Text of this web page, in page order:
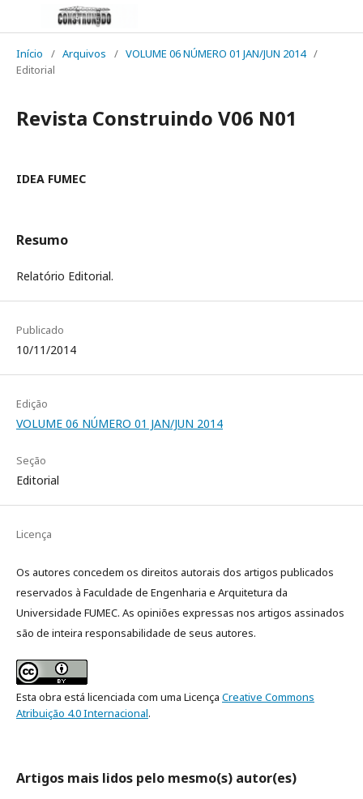
Início / Arquivos / VOLUME 06 NÚMERO 01 JAN/JUN 2014 /
Editorial
Revista Construindo V06 N01
IDEA FUMEC
Resumo
Relatório Editorial.
Publicado
10/11/2014
Edição
VOLUME 06 NÚMERO 01 JAN/JUN 2014
Seção
Editorial
Licença
Os autores concedem os direitos autorais dos artigos publicados
reservados à Faculdade de Engenharia e Arquitetura da
Universidade FUMEC. As opiniões expressas nos artigos assinados
são de inteira responsabilidade de seus autores.
Esta obra está licenciada com uma Licença Creative Commons
Atribuição 4.0 Internacional.
Artigos mais lidos pelo mesmo(s) autor(es)